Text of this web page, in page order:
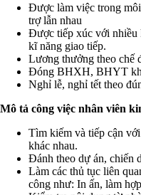
Được làm việc trong
trợ lẫn nhau
Được tiếp xúc với nhiều
kĩ năng giao tiếp.
Lương thưởng theo chế
Đóng BHXH, BHYT
Nghỉ lễ, nghỉ tết theo
Mô tả công việc nhân viên
Tìm kiếm và tiếp cận
khác nhau.
Đánh theo dự án, chiến
Làm các thủ tục liên
công như: In ấn, làm